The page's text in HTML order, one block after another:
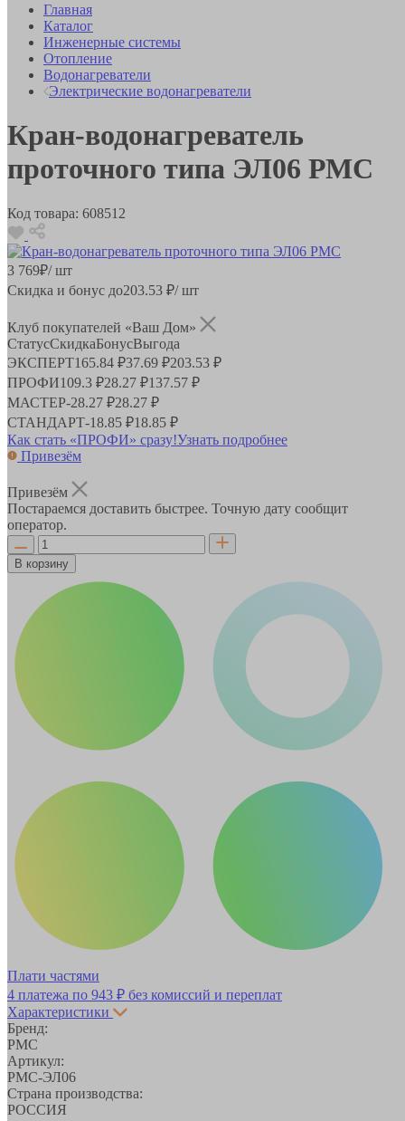
Главная
Каталог
Инженерные системы
Отопление
Водонагреватели
Электрические водонагреватели
Кран-водонагреватель
проточного типа ЭЛ06 РМС
Код товара: 608512
3 769₽/ шт
Скидка и бонус до203.53 ₽/ шт
Клуб покупателей «Ваш Дом»
СтатусСкидкаБонусВыгода
ЭКСПЕРТ165.84 ₽37.69 ₽203.53 ₽
ПРОФИ109.3 ₽28.27 ₽137.57 ₽
МАСТЕР-28.27 ₽28.27 ₽
СТАНДАРТ-18.85 ₽18.85 ₽
Как стать «ПРОФИ» сразу!Узнать подробнее
Привезём
Привезём
Постараемся доставить быстрее. Точную дату сообщит
оператор.
В корзину
Плати частями
4 платежа по 943 ₽ без комиссий и переплат
Характеристики
Бренд:
РМС
Артикул:
РМС-ЭЛ06
Страна производства:
РОССИЯ